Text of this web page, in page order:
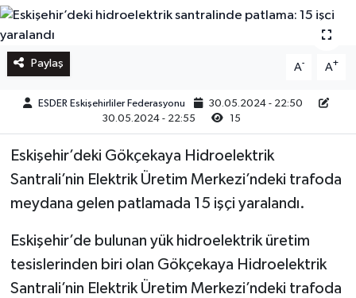
Paylaş A- A+
ESDER Eskişehirliler Federasyonu
30.05.2024 - 22:50
30.05.2024 - 22:55
15
Eskişehir’deki Gökçekaya Hidroelektrik
Santrali’nin Elektrik Üretim Merkezi’ndeki trafoda
meydana gelen patlamada 15 işçi yaralandı.
Eskişehir’de bulunan yük hidroelektrik üretim
tesislerinden biri olan Gökçekaya Hidroelektrik
Santrali’nin Elektrik Üretim Merkezi’ndeki trafoda